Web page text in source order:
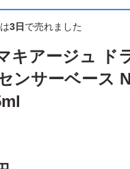
3日 で売れました
アージュ ド
ンサーベース